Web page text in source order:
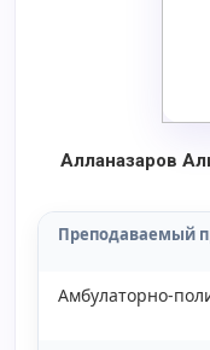
Алланазаров
Преподаваемый
Амбулаторно-